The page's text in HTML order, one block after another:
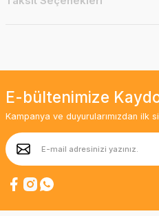
E-bültenimize
Kampanya ve duyurularımızdan ilk